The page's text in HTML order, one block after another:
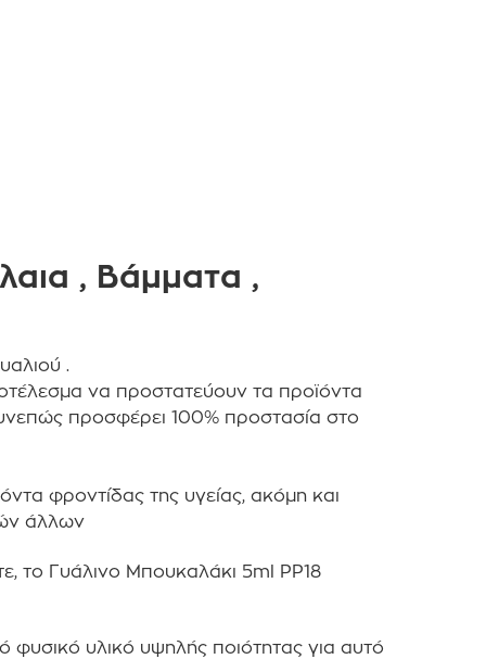
, Βάμματα ,
.
να προστατεύουν τα προϊόντα
προσφέρει 100% προστασία στο
φροντίδας της υγείας, ακόμη και
άλλων
το Γυάλινο Μπουκαλάκι 5ml PP18
φυσικό υλικό υψηλής ποιότητας για αυτό